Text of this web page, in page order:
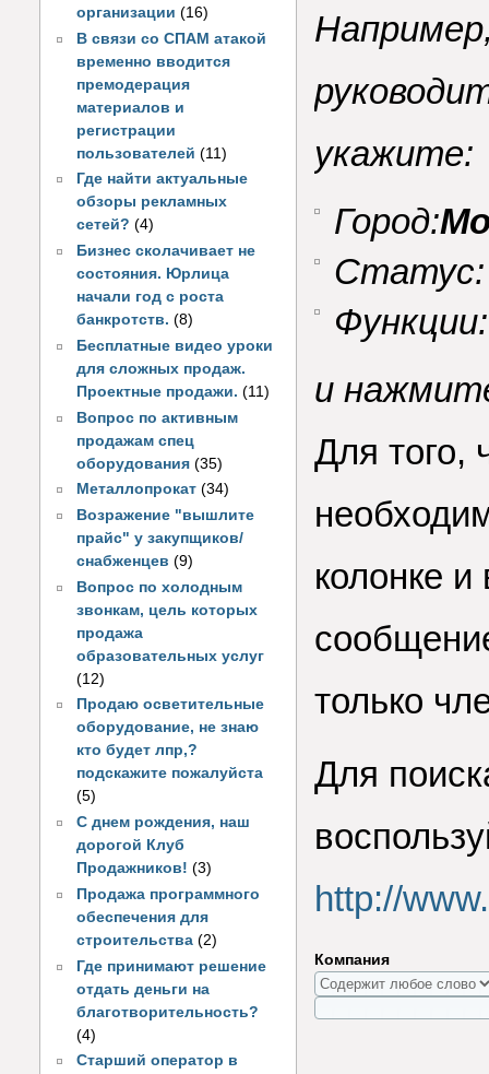
организации (16)
В связи со СПАМ атакой
временно вводится
премодерация
материалов и
регистрации
пользователей(11)
Где найти актуальные
обзоры рекламных
сетей? (4)
Бизнес сколачивает не
состояния. Юрлица
начали год с роста
банкротств. (8)
Бесплатные видео уроки
для сложных продаж.
Проектные продажи. (11)
Вопрос по активным
продажам спец
оборудования (35)
Металлопрокат (34)
Возражение "вышлите
прайс" у закупщиков/
снабженцев (9)
Вопрос по холодным
звонкам, цель которых
продажа
образовательных услуг
(12)
Продаю осветительные
оборудование, не знаю
кто будет лпр,?
подскажите пожалуйста
(5)
С днем рождения, наш
дорогой Клуб
Продажников! (3)
Продажа программного
обеспечения для
строительства (2)
Где принимают решение
отдать деньги на
благотворительность?
(4)
Старший оператор в
укажите:
Город:
и
Для того,
колонке
только
Для
http://
Компания